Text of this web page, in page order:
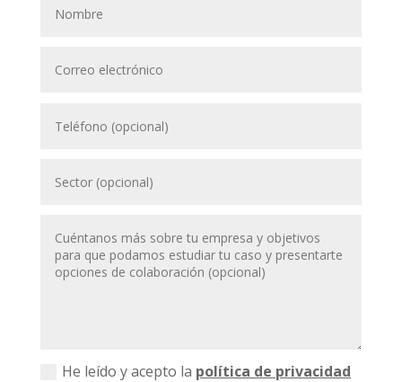
He leído y acepto la política de privacidad